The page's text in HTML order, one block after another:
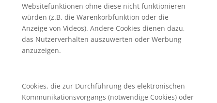
Websitefunktionen ohne diese nicht funktionieren
würden (z.B. die Warenkorbfunktion oder die
Anzeige von Videos). Andere Cookies dienen dazu,
das Nutzerverhalten auszuwerten oder Werbung
anzuzeigen.
Cookies, die zur Durchführung des elektronischen
Kommunikationsvorgangs (notwendige Cookies) oder